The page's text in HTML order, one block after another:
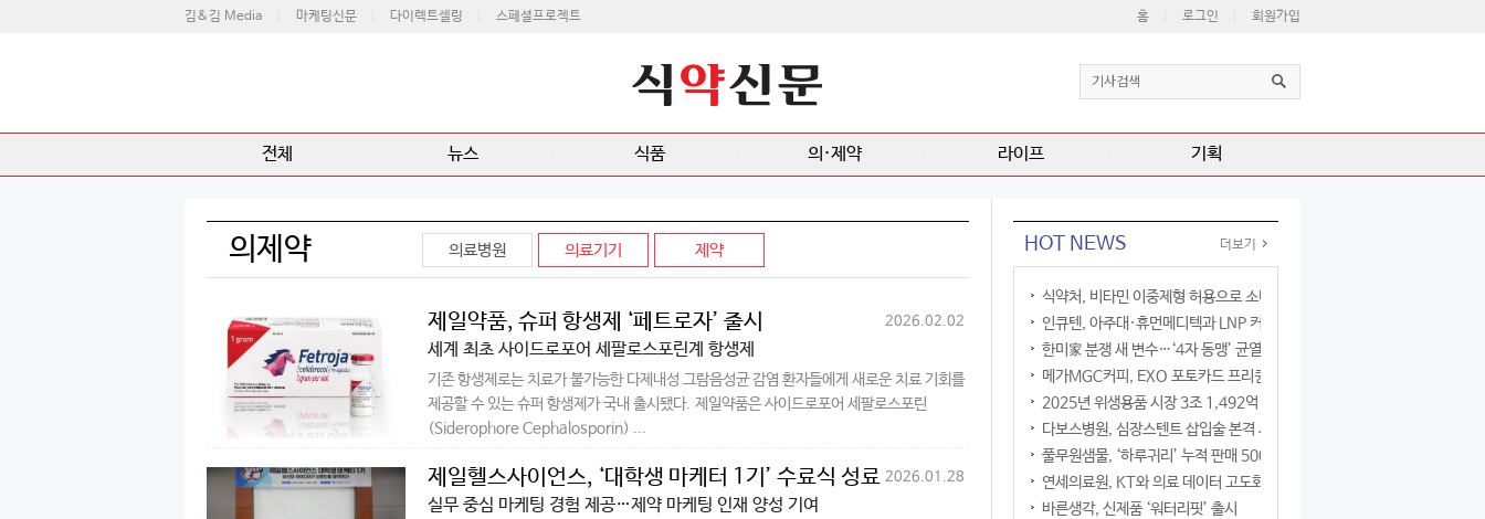
김&김 Media 마케팅신문 다이렉트셀링 스페셜프로젝트 홈 로그인 회원가입
전체 뉴스 식품 의·제약 라이프 기획
의제약 의료병원 의료기기 제약
제일약품, 슈퍼 항생제 ‘페트로자’ 출시
세계 최초 사이드로포어 세팔로스포린계 항생제
2026.02.02
기존 항생제로는 치료가 불가능한 다제내성 그람음성균 감염 환자들에게 새로운 치료 기회를
제공할 수 있는 슈퍼 항생제가 국내 출시됐다. 제일약품은 사이드로포어 세팔로스포린
(Siderophore Cephalosporin) ...
제일헬스사이언스, ‘대학생 마케터 1기’ 수료식 성료
실무 중심 마케팅 경험 제공…제약 마케팅 인재 양성 기여
2026.01.28
HOT NEWS 더보기
식약처, 비타민 이중제형 허용으로 소비자 선택권 확대
인큐텐, 아주대·휴먼메디텍과 LNP 커큐민 공동연구
한미家 분쟁 새 변수…‘4자 동맹’ 균열 현실화
메가MGC커피, EXO 포토카드 프리퀀시 이벤트
2025년 위생용품 시장 3조 1,492억 원
다보스병원, 심장스텐트 삽입술 본격 시행
풀무원샘물, ‘하루귀리’ 누적 판매 500만 병 돌파
연세의료원, KT와 의료 데이터 고도화 협력
바른생각, 신제품 ‘워터리핏’ 출시